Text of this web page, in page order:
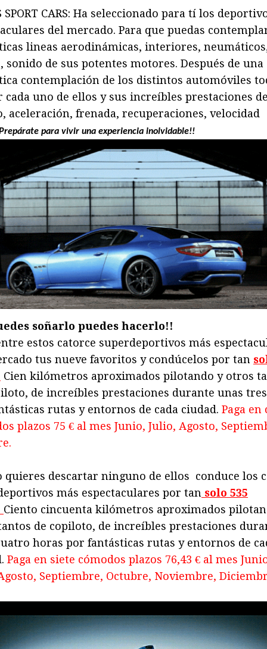
SPORT CARS: Ha seleccionado para tí los
del mercado. Para que puedas
lineas aerodinámicas, interiores,
sonido de sus potentes motores. Después de una
contemplación de los distintos automóviles
cada uno de ellos y sus increíbles prestaciones
aceleración, frenada, recuperaciones, velocidad
para vivir una experiencia inolvidable!!
soñarlo puedes hacerlo!!
estos catorce superdeportivos más
tus nueve favoritos y condúcelos por tan
Cien kilómetros aproximados pilotando y otros
de increíbles prestaciones durante unas
rutas y entornos de cada ciudad. Paga en
plazos 75 € al mes Junio, Julio, Agosto,
quieres descartar ninguno de ellos conduce los
más espectaculares por tan solo 535
Ciento cincuenta kilómetros aproximados
de copiloto, de increíbles prestaciones
horas por fantásticas rutas y entornos de
Paga en siete cómodos plazos 76,43 € al mes
Septiembre, Octubre, Noviembre,